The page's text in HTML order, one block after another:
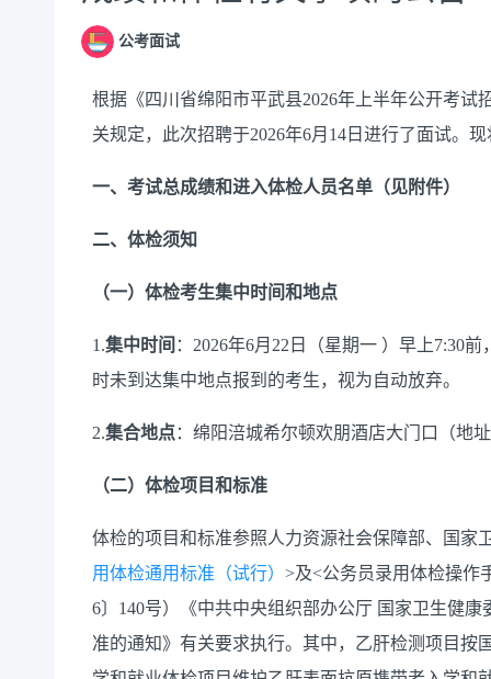
公考面试
根据《四川省绵阳市平武县2026年上半年公开考试
关规定，此次招聘于2026年6月14日进行了面试。
一、 考试总成绩和进入体检人员名单（见附件）
二、体检须知
（一）体检考生集中时间和地点
1.集中时间 ： 2026年6月22日（星期一 ）早上7:30
时未到达集中地点报到的考生，视为自动放弃。
2.集合地点：绵阳涪城希尔顿欢朋酒店大门口 （地
（二）体检项目和标准
体检的项目和标准参照人力资源社会保障部、国家
用体检通用标准（试行） >及<公务员录用体检操作
6〕140号）《中共中央组织部办公厅 国家卫生健
准的通知》有关要求执行。其中，乙肝检测项目按